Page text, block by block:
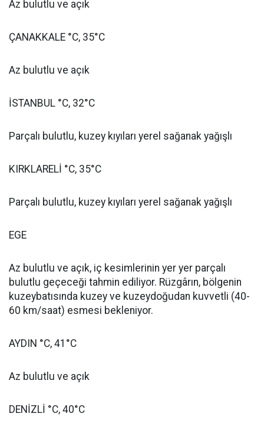
Az bulutlu ve açık
ÇANAKKALE °C, 35°C
Az bulutlu ve açık
İSTANBUL °C, 32°C
Parçalı bulutlu, kuzey kıyıları yerel sağanak yağışlı
KIRKLARELİ °C, 35°C
Parçalı bulutlu, kuzey kıyıları yerel sağanak yağışlı
EGE
Az bulutlu ve açık, iç kesimlerinin yer yer parçalı
bulutlu geçeceği tahmin ediliyor. Rüzgârın, bölgenin
kuzeybatısında kuzey ve kuzeydoğudan kuvvetli (40-
60 km/saat) esmesi bekleniyor.
AYDIN °C, 41°C
Az bulutlu ve açık
DENİZLİ °C, 40°C